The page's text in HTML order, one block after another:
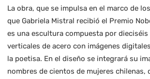
La obra, que se impulsa en el marco de
que Gabriela Mistral recibió el Premio
es una escultura compuesta por dieciséis
verticales de acero con imágenes
la poetisa. En el diseño se integrará su
nombres de cientos de mujeres chilenas,